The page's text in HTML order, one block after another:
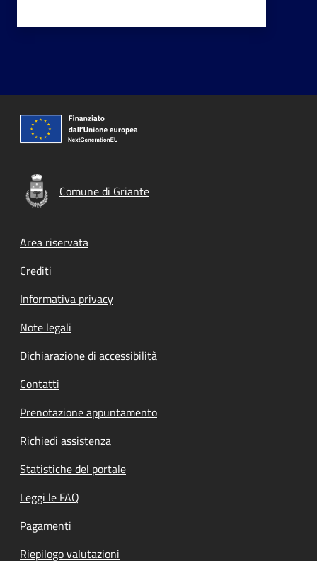
Comune di Griante
Footer menu
Area riservata
Crediti
Informativa privacy
Note legali
Dichiarazione di accessibilità
Contatti
Prenotazione appuntamento
Richiedi assistenza
Statistiche del portale
Leggi le FAQ
Pagamenti
Riepilogo valutazioni